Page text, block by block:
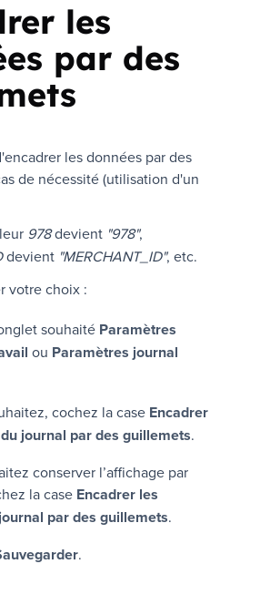
les
par des
les données par des
de nécessité (utilisation d'un
978devient "978",
devient "MERCHANT_ID", etc.
votre choix :
souhaité Paramètres
ou Paramètres journal
cochez la case Encadrer
journal par des guillemets.
conserver l’affichage par
la case Encadrer les
par des guillemets.
.